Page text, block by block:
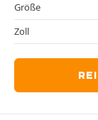
Größe
Zoll